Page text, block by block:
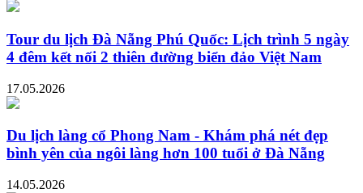
Tour du lịch Đà Nẵng Phú Quốc: Lịch trình 5 ngày
4 đêm kết nối 2 thiên đường biển đảo Việt Nam
17.05.2026
Du lịch làng cổ Phong Nam - Khám phá nét đẹp
bình yên của ngôi làng hơn 100 tuổi ở Đà Nẵng
14.05.2026